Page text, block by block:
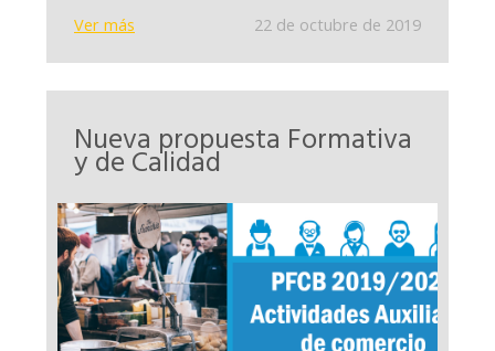
22 de octubre de 2019
Ver más
Nueva propuesta Formativa
y de Calidad